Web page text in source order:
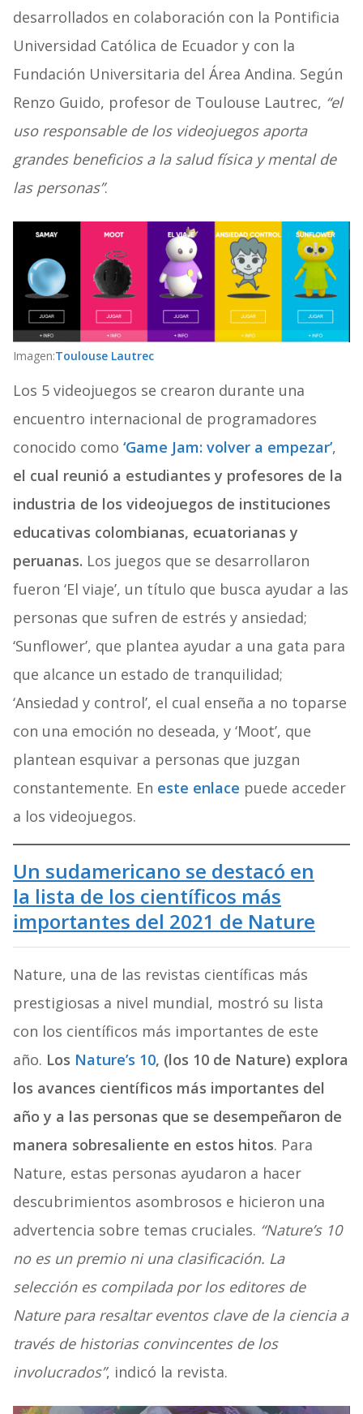
desarrollados en colaboración con la Pontificia
Universidad Católica de Ecuador y con la
Fundación Universitaria del Área Andina. Según
Renzo Guido, profesor de Toulouse Lautrec, “el
uso responsable de los videojuegos aporta
grandes beneficios a la salud física y mental de
las personas”.
Imagen:Toulouse Lautrec
Los 5 videojuegos se crearon durante una
encuentro internacional de programadores
conocido como ‘Game Jam: volver a empezar’,
el cual reunió a estudiantes y profesores de la
industria de los videojuegos de instituciones
educativas colombianas, ecuatorianas y
peruanas. Los juegos que se desarrollaron
fueron ‘El viaje’, un título que busca ayudar a las
personas que sufren de estrés y ansiedad;
‘Sunflower’, que plantea ayudar a una gata para
que alcance un estado de tranquilidad;
‘Ansiedad y control’, el cual enseña a no toparse
con una emoción no deseada, y ‘Moot’, que
plantean esquivar a personas que juzgan
constantemente. En este enlace puede acceder
a los videojuegos.
Un sudamericano se destacó en
la lista de los científicos más
importantes del 2021 de Nature
Nature, una de las revistas científicas más
prestigiosas a nivel mundial, mostró su lista
con los científicos más importantes de este
año. Los Nature’s 10, (los 10 de Nature) explora
los avances científicos más importantes del
año y a las personas que se desempeñaron de
manera sobresaliente en estos hitos. Para
Nature, estas personas ayudaron a hacer
descubrimientos asombrosos e hicieron una
advertencia sobre temas cruciales. “Nature’s 10
no es un premio ni una clasificación. La
selección es compilada por los editores de
Nature para resaltar eventos clave de la ciencia a
través de historias convincentes de los
involucrados”, indicó la revista.